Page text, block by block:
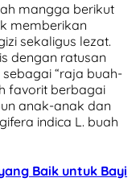
mangga berikut
memberikan
sekaligus lezat.
dengan ratusan
“raja buah-
favorit berbagai
anak-anak dan
indica L. buah
Baik untuk Bayi